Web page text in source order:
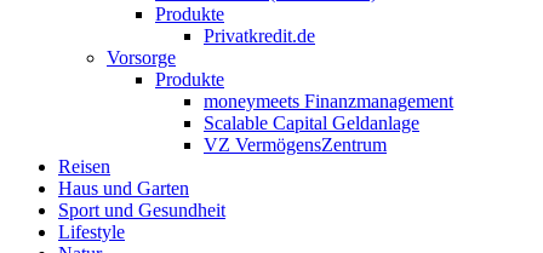
Produkte
Privatkredit.de
Vorsorge
Produkte
moneymeets Finanzmanagement
Scalable Capital Geldanlage
VZ VermögensZentrum
Reisen
Haus und Garten
Sport und Gesundheit
Lifestyle